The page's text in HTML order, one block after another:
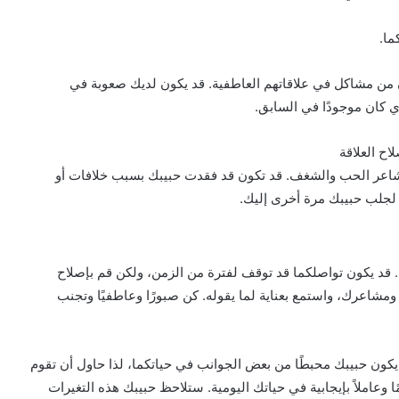
من مشاكل في علاقاتهم العاطفية. قد يكون لديك صعوبة في
كان موجودًا في السابق.
العلاقة
الحب والشغف. قد تكون قد فقدت حبيبك بسبب خلافات أو
لجلب حبيبك مرة أخرى إليك.
يكون تواصلكما قد توقف لفترة من الزمن، ولكن قم بإصلاح
واستمع بعناية لما يقوله. كن صبورًا وعاطفيًا وتجنب
حبيبك محبطًا من بعض الجوانب في حياتكما، لذا حاول أن تقوم
بإيجابية في حياتك اليومية. ستلاحظ حبيبك هذه التغيرات